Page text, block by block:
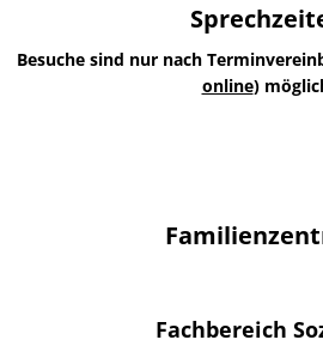
Besuche sind nur nach
online)
Fachbereich